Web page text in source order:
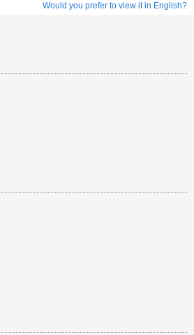
Would you prefer to view it in English?